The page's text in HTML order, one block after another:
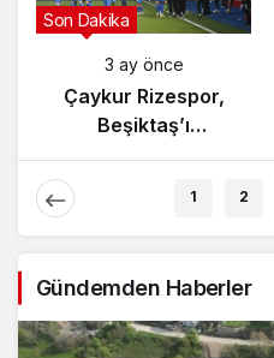
Gündem
3 ay önce
Yunanistan’da
Zeybek Tartışması
Alevlendi!
1 2
Gündemden Haberler